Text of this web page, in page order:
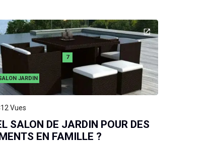
7
JARDIN
Vues
SALON DE JARDIN POUR DES
EN FAMILLE ?